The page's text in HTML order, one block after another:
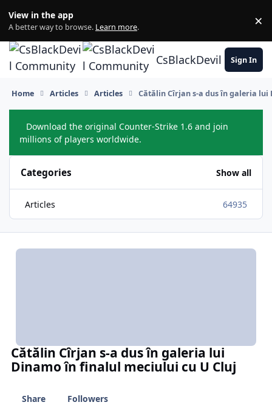
View in the app
A better way to browse. Learn more. ×
CsBlackDevil Sign In
Home Articles Articles Cătălin Cîrjan s-a dus în galeria
Download the original Counter-Strike 1.6 and join
millions of players worldwide.
Categories Show all
Articles 64935
Cătălin Cîrjan s-a dus în galeria lui
Dinamo în finalul meciului cu U Cluj
Share
Followers